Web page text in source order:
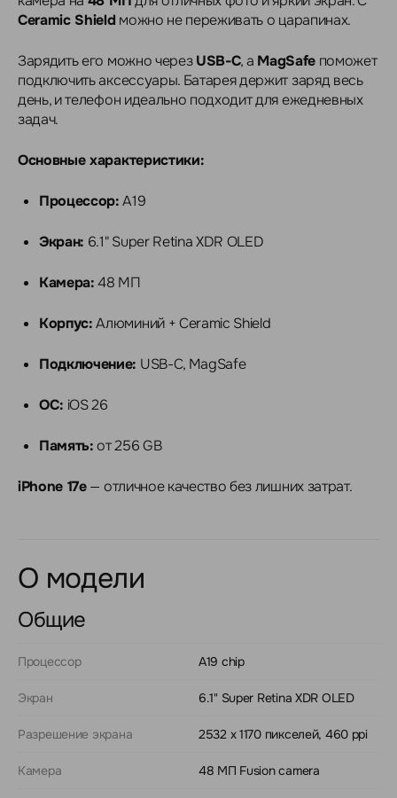
Ceramic Shield можно не переживать о царапинах.
Зарядить его можно черезUSB-C, а MagSafeпоможет
подключить аксессуары. Батарея держит заряд весь
день, и телефон идеально подходит для ежедневных
задач.
Основные характеристики:
Процессор:A19
Экран: 6.1" Super Retina XDR OLED
Камера:48 МП
Корпус:Алюминий + Ceramic Shield
Подключение: USB-C, MagSafe
ОС: iOS 26
Память:от 256 GB
iPhone 17e— отличное качество без лишних затрат.
О модели
Общие
Процессор A19 chip
Экран 6.1" Super Retina XDR OLED
Разрешение экрана 2532 x 1170 пикселей, 460 ppi
Камера 48 МП Fusion camera